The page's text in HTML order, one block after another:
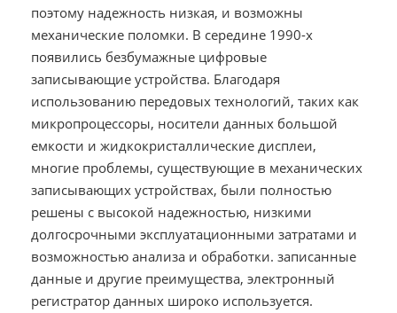
поэтому надежность низкая, и возможны
механические поломки. В середине 1990-х
появились безбумажные цифровые
записывающие устройства. Благодаря
использованию передовых технологий, таких как
микропроцессоры, носители данных большой
емкости и жидкокристаллические дисплеи,
многие проблемы, существующие в механических
записывающих устройствах, были полностью
решены с высокой надежностью, низкими
долгосрочными эксплуатационными затратами и
возможностью анализа и обработки. записанные
данные и другие преимущества, электронный
регистратор данных широко используется.